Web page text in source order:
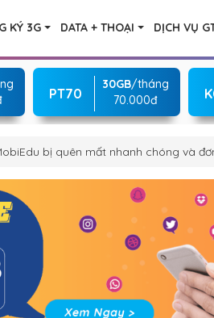
KÝ 3G DATA + THOẠI DỊCH VỤ
PT70
30GB/tháng
70.000đ
bị quên mất nhanh chóng và